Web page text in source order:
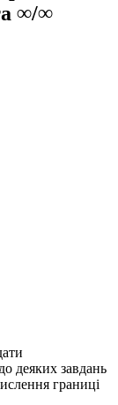
∞/∞
деяких завдань
границі